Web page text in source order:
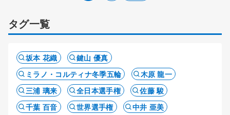
タグ一覧
坂本 花織
鍵山 優真
ミラノ・コルティナ冬季五輪
木原 龍一
三浦 璃来
全日本選手権
佐藤 駿
千葉 百音
世界選手権
中井 亜美